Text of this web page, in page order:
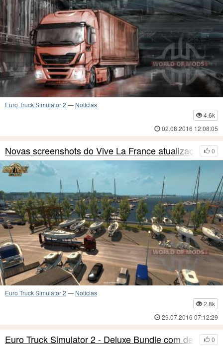
Euro Truck Simulator 2 — Notícias
4.6k
02.08.2016 12:08:05
0
Novas screenshots do Vive La France atualização
Euro Truck Simulator 2 — Notícias
2.8k
29.07.2016 07:12:29
0
Euro Truck Simulator 2 - Deluxe Bundle com desco